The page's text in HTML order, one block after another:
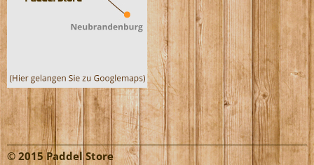
© 2015 Paddel Store